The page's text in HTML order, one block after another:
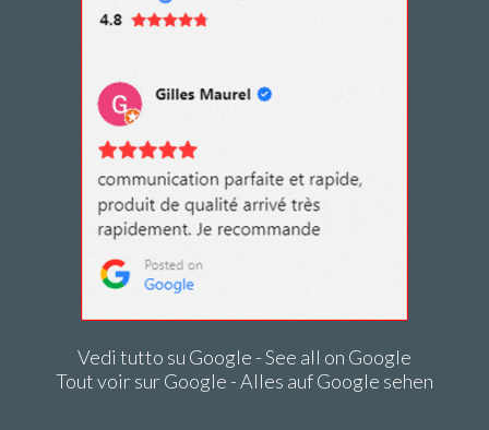
Vedi tutto su Google - See all on Google
Tout voir sur Google - Alles auf Google sehen